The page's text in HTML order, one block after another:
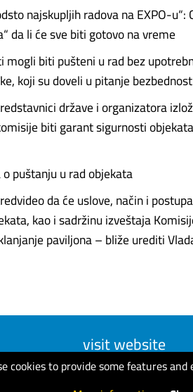
cookies to provide some features and
najskupljih radova na EXPO-
da li će sve biti gotovo na vreme
mogli biti pušteni u rad bez
koji su doveli u pitanje
države i organizatora
biti garant sigurnosti
puštanju u rad objekata
da će uslove, način i
kao i sadržinu izveštaja
paviljona – bliže urediti
visit website